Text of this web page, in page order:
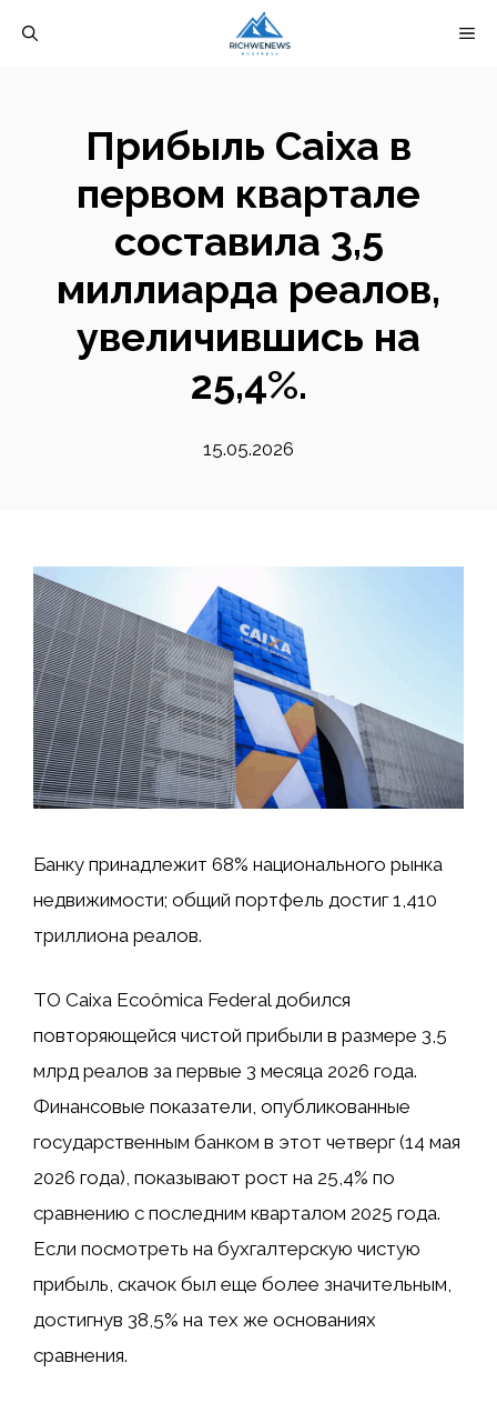
Прибыль Caixa в
первом квартале
составила 3,5
миллиарда реалов,
увеличившись на
25,4%.
15.05.2026
Банку принадлежит 68% национального рынка
недвижимости; общий портфель достиг 1,410
триллиона реалов.
ТО Caixa Ecoômica Federalдобился
повторяющейся чистой прибыли в размере 3,5
млрд реалов за первые 3 месяца 2026 года.
Финансовые показатели, опубликованные
государственным банком в этот четверг (14 мая
2026 года), показывают рост на 25,4% по
сравнению с последним кварталом 2025 года.
Если посмотреть на бухгалтерскую чистую
прибыль, скачок был еще более значительным,
достигнув 38,5% на тех же основаниях
сравнения.